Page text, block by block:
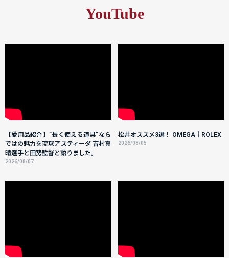
YouTube
【愛用品紹介】”長く使える道具”なら
ではの魅力を琉球アスティーダ 吉村真
晴選手と田㔟監督と語りました。
2026/08/07
松井オススメ3選！ OMEGA｜ROLEX
2026/08/05